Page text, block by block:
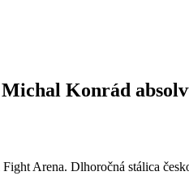
Konrád
Arena. Dlhoročná stálica